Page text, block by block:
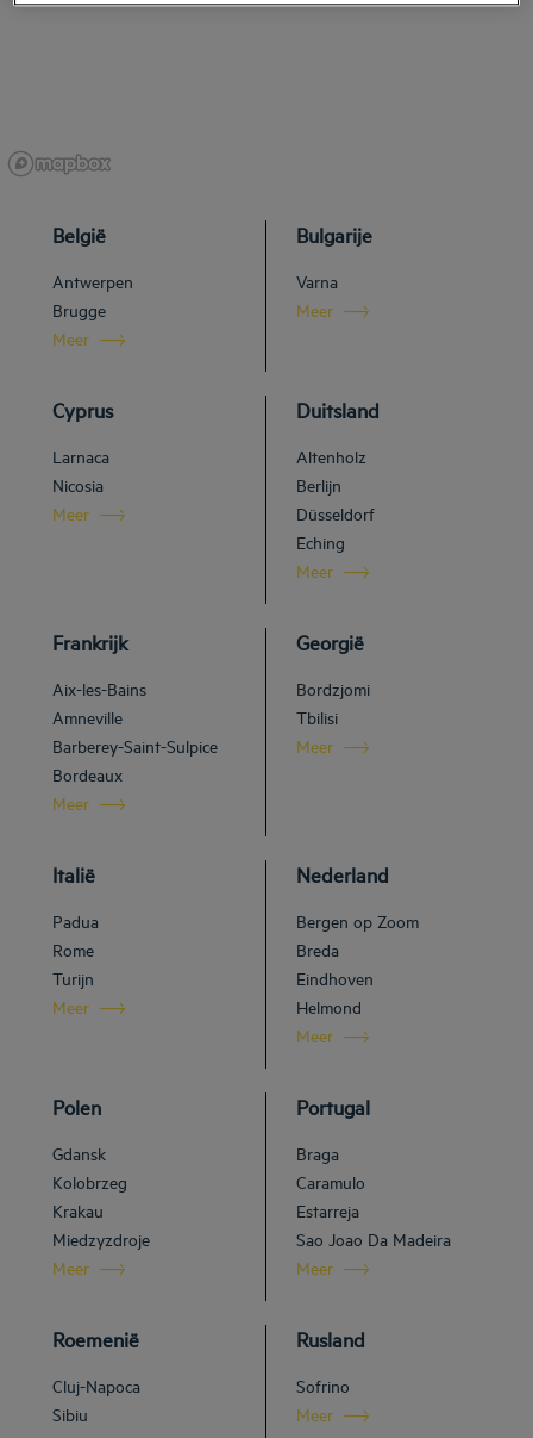
België
Antwerpen
Brugge
Meer
Bulgarije
Varna
Meer
Cyprus
Larnaca
Nicosia
Meer
Duitsland
Altenholz
Berlijn
Düsseldorf
Eching
Meer
Frankrijk
Aix-les-Bains
Amneville
Barberey-Saint-Sulpice
Bordeaux
Meer
Georgië
Bordzjomi
Tbilisi
Meer
Italië
Padua
Rome
Turijn
Meer
Nederland
Bergen op Zoom
Breda
Eindhoven
Helmond
Meer
Polen
Gdansk
Kolobrzeg
Krakau
Miedzyzdroje
Meer
Portugal
Braga
Caramulo
Estarreja
Sao Joao Da Madeira
Meer
Roemenië
Cluj-Napoca
Sibiu
Rusland
Sofrino
Meer